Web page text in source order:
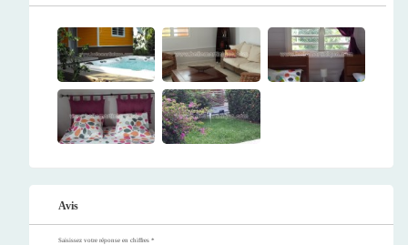
Avis
Saisissez votre réponse en chiffres *